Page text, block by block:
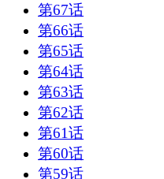
第67话
第66话
第65话
第64话
第63话
第62话
第61话
第60话
第59话